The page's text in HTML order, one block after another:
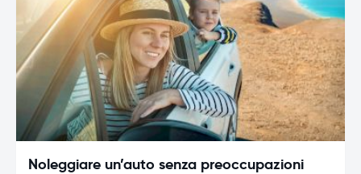
Noleggiare un’auto senza preoccupazioni